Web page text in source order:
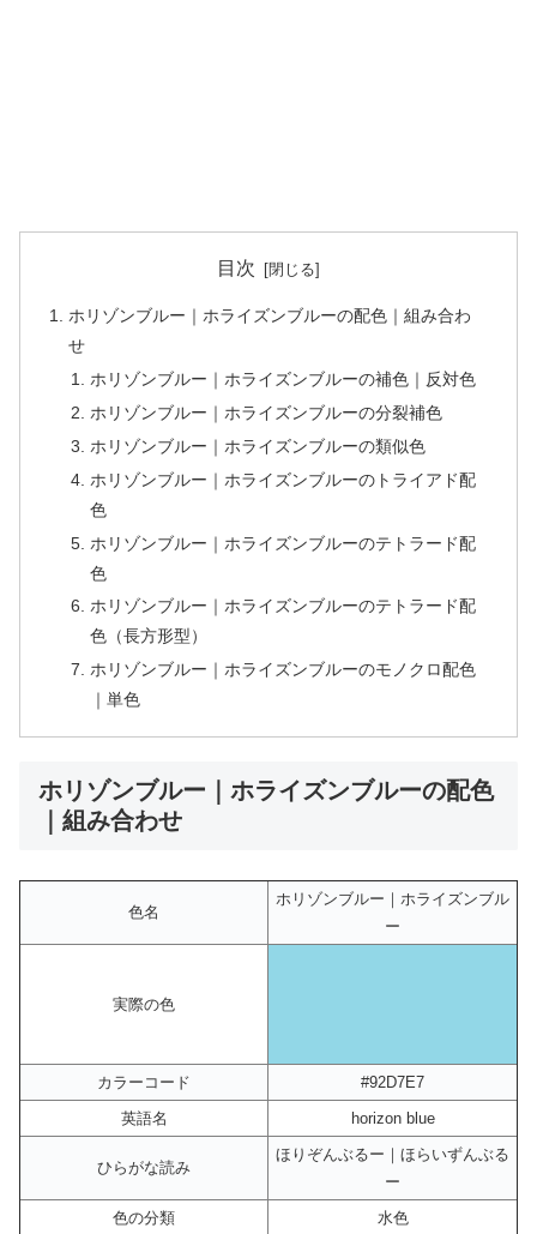
目次
ホリゾンブルー｜ホライズンブルーの配色｜組み合わ
せ
ホリゾンブルー｜ホライズンブルーの補色｜反対色
ホリゾンブルー｜ホライズンブルーの分裂補色
ホリゾンブルー｜ホライズンブルーの類似色
ホリゾンブルー｜ホライズンブルーのトライアド配
色
ホリゾンブルー｜ホライズンブルーのテトラード配
色
ホリゾンブルー｜ホライズンブルーのテトラード配
色（長方形型）
ホリゾンブルー｜ホライズンブルーのモノクロ配色
｜単色
ホリゾンブルー｜ホライズンブルーの配色
｜組み合わせ
色名
ホリゾンブルー｜ホライズンブル
ー
実際の色
カラーコード
#92D7E7
英語名
horizon blue
ひらがな読み
ほりぞんぶるー｜ほらいずんぶる
ー
色の分類
水色